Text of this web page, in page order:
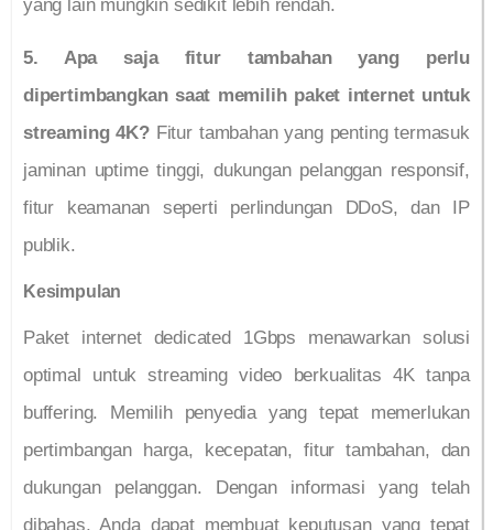
yang lain mungkin sedikit lebih rendah.
5. Apa saja fitur tambahan yang perlu
dipertimbangkan saat memilih paket internet untuk
streaming 4K?Fitur tambahan yang penting termasuk
jaminan uptime tinggi, dukungan pelanggan responsif,
fitur keamanan seperti perlindungan DDoS, dan IP
publik.
Kesimpulan
Paket internet dedicated 1Gbps menawarkan solusi
optimal untuk streaming video berkualitas 4K tanpa
buffering. Memilih penyedia yang tepat memerlukan
pertimbangan harga, kecepatan, fitur tambahan, dan
dukungan pelanggan. Dengan informasi yang telah
dibahas, Anda dapat membuat keputusan yang tepat